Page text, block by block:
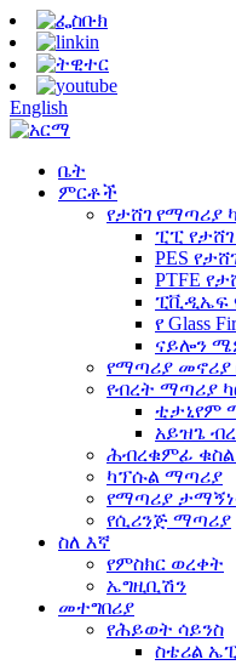
English
ቤት
ምርቶች
የታሸገ የማጣሪያ
ፒፒ
PES
PTFE
ፒቪዲኤፍ
የ Glass
ናይሎን
የማጣሪያ መኖሪያ
የብረት ማጣሪያ
ቲታኒየም
አይዝጌ
ሕብረቁምፊ
ካፕሱል ማጣሪያ
የማጣሪያ
የሲሪንጅ ማጣሪያ
ስለ እኛ
የምስክር ወረቀት
ኤግዚቢሽን
መተግበሪያ
የሕይወት ሳይንስ
ስቴሪል